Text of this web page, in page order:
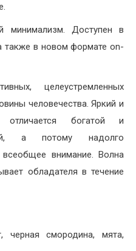
минимализм. Доступен в
также в новом формате on-
целеустремленных
человечества. Яркий и
отличается богатой и
а потому надолго
всеобщее внимание. Волна
обладателя в течение
черная смородина, мята,